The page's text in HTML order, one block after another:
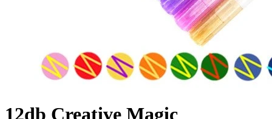
12db Creative Magic